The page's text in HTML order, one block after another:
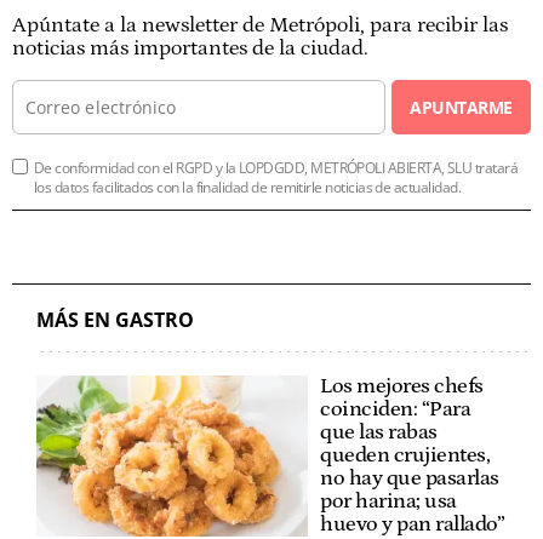
Apúntate a la newsletter de Metrópoli, para recibir las
noticias más importantes de la ciudad.
APUNTARME
De conformidad con el RGPD y la LOPDGDD, METRÓPOLI ABIERTA, SLU tratará
los datos facilitados con la finalidad de remitirle noticias de actualidad.
MÁS EN GASTRO
Los mejores chefs
coinciden: “Para
que las rabas
queden crujientes,
no hay que pasarlas
por harina; usa
huevo y pan rallado”